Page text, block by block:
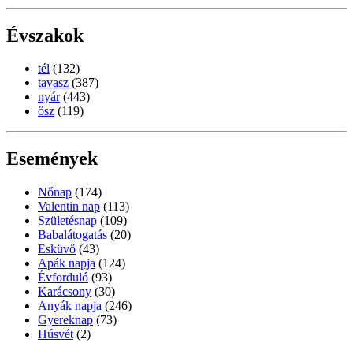
Évszakok
tél (132)
tavasz (387)
nyár (443)
ősz (119)
Események
Nőnap (174)
Valentin nap (113)
Születésnap (109)
Babalátogatás (20)
Esküvő (43)
Apák napja (124)
Évforduló (93)
Karácsony (30)
Anyák napja (246)
Gyereknap (73)
Húsvét (2)